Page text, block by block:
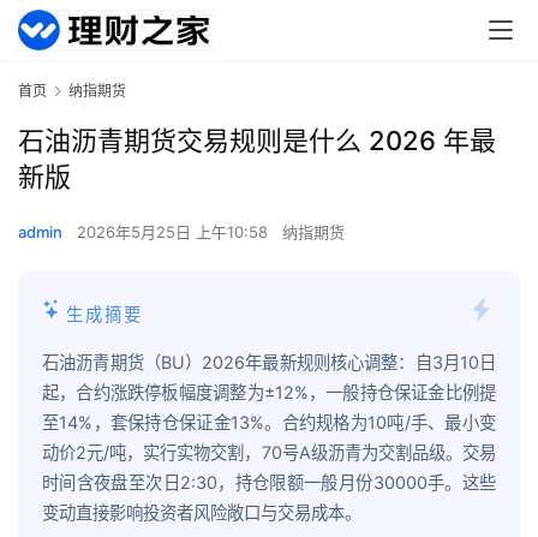
首页 纳指期货
石油沥青期货交易规则是什么 2026 年最
新版
admin 2026年5月25日 上午10:58 纳指期货
生成摘要
石油沥青期货（BU）2026年最新规则核心调整：自3月10日
起，合约涨跌停板幅度调整为±12%，一般持仓保证金比例提
至14%，套保持仓保证金13%。合约规格为10吨/手、最小变
动价2元/吨，实行实物交割，70号A级沥青为交割品级。交易
时间含夜盘至次日2:30，持仓限额一般月份30000手。这些
变动直接影响投资者风险敞口与交易成本。